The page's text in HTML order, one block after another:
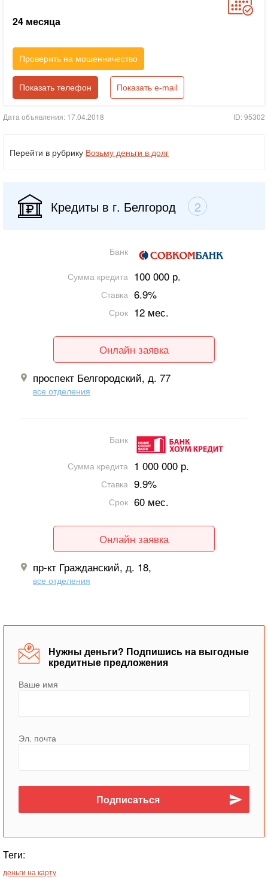
24 месяца
Проверить на мошенничество
Показать телефон Показать e-mail
Дата объявления: 17.04.2018 ID: 95302
Перейти в рубрику Возьму деньги в долг
Кредиты в г. Белгород 2
Банк
Сумма кредита 100 000 р.
Ставка 6.9%
Срок 12 мес.
Онлайн заявка
проспект Белгородский, д. 77
все отделения
Банк
Сумма кредита 1 000 000 р.
Ставка 9.9%
Срок 60 мес.
Онлайн заявка
пр-кт Гражданский, д. 18,
все отделения
Нужны деньги? Подпишись на выгодные
кредитные предложения
Ваше имя
Эл. почта
Теги:
деньги на карту